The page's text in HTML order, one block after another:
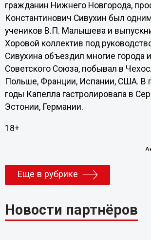
гражданин Нижнего Новгорода,
Константинович Сивухин был
учеников В.П. Малышева и
Хоровой коллектив под
Сивухина объездил многие города
Советского Союза, побывал в
Польше, Франции, Испании, США. В
годы Капелла гастролировала в
Эстонии, Германии.
18+
Еще в рубрике
Новости партнёров